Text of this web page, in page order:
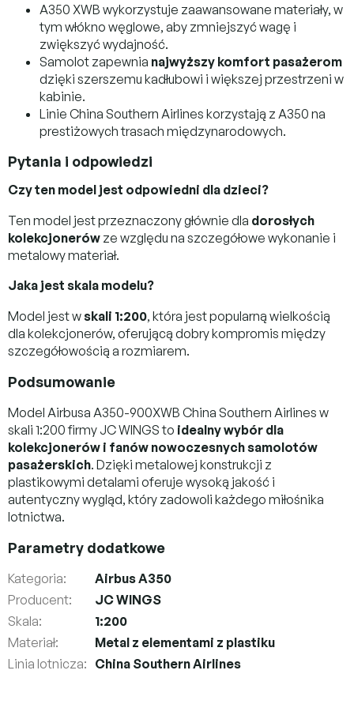
A350 XWB wykorzystuje zaawansowane materiały, w
tym włókno węglowe, aby zmniejszyć wagę i
zwiększyć wydajność.
Samolot zapewnia najwyższy komfort pasażerom
dzięki szerszemu kadłubowi i większej przestrzeni w
kabinie.
Linie China Southern Airlines korzystają z A350 na
prestiżowych trasach międzynarodowych.
Pytania i odpowiedzi
Czy ten model jest odpowiedni dla dzieci?
Ten model jest przeznaczony głównie dla dorosłych
kolekcjonerów ze względu na szczegółowe wykonanie i
metalowy materiał.
Jaka jest skala modelu?
Model jest wskali 1:200, która jest popularną wielkością
dla kolekcjonerów, oferującą dobry kompromis między
szczegółowością a rozmiarem.
Podsumowanie
Model Airbusa A350-900XWB China Southern Airlines w
skali 1:200 firmy JC WINGS to idealny wybór dla
kolekcjonerów i fanów nowoczesnych samolotów
pasażerskich. Dzięki metalowej konstrukcji z
plastikowymi detalami oferuje wysoką jakość i
autentyczny wygląd, który zadowoli każdego miłośnika
lotnictwa.
Parametry dodatkowe
Kategoria:
Airbus A350
Producent:
JC WINGS
Skala:
1:200
Materiał:
Metal z elementami z plastiku
Linia lotnicza: China Southern Airlines